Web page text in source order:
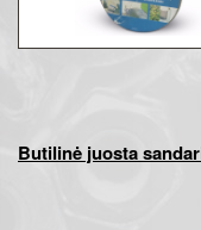
Butilinė juosta